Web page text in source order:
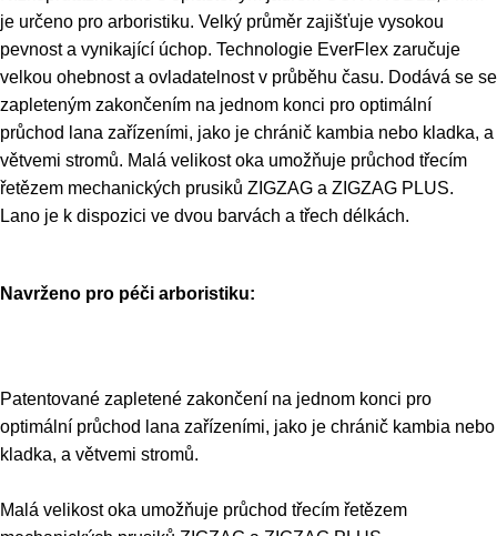
je určeno pro arboristiku. Velký průměr zajišťuje vysokou
pevnost a vynikající úchop. Technologie EverFlex zaručuje
velkou ohebnost a ovladatelnost v průběhu času. Dodává se se
zapleteným zakončením na jednom konci pro optimální
průchod lana zařízeními, jako je chránič kambia nebo kladka, a
větvemi stromů. Malá velikost oka umožňuje průchod třecím
řetězem mechanických prusiků ZIGZAG a ZIGZAG PLUS.
Lano je k dispozici ve dvou barvách a třech délkách.
Navrženo pro péči arboristiku:
Patentované zapletené zakončení na jednom konci pro
optimální průchod lana zařízeními, jako je chránič kambia nebo
kladka, a větvemi stromů.
Malá velikost oka umožňuje průchod třecím řetězem